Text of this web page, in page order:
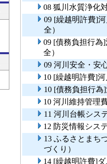
08 狐川水質浄化
09 [繰越明許費]
全）
09 [債務負担行為
全）
09 河川安全・
10 [繰越明許費]
10 [債務負担行為
10 河川維持管理
11 河川台帳シス
12 防災情報シス
13 ふるさとまち
づくり）
14 [繰越明許費]